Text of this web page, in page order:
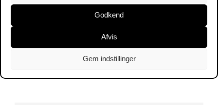
Godkend
Afvis
Gem indstillinger
aktivere dette indhold